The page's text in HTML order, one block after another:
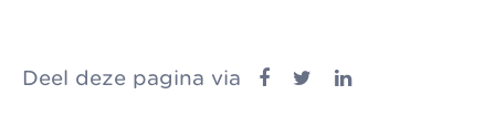
Deel deze pagina via